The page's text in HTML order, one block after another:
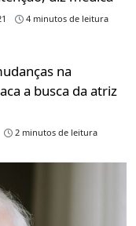
4 minutos de leitura
na
a busca da atriz
2 minutos de leitura